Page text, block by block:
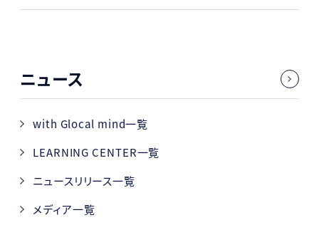
ニュース
with Glocal mind一覧
LEARNING CENTER一覧
ニュースリリース一覧
メディア一覧